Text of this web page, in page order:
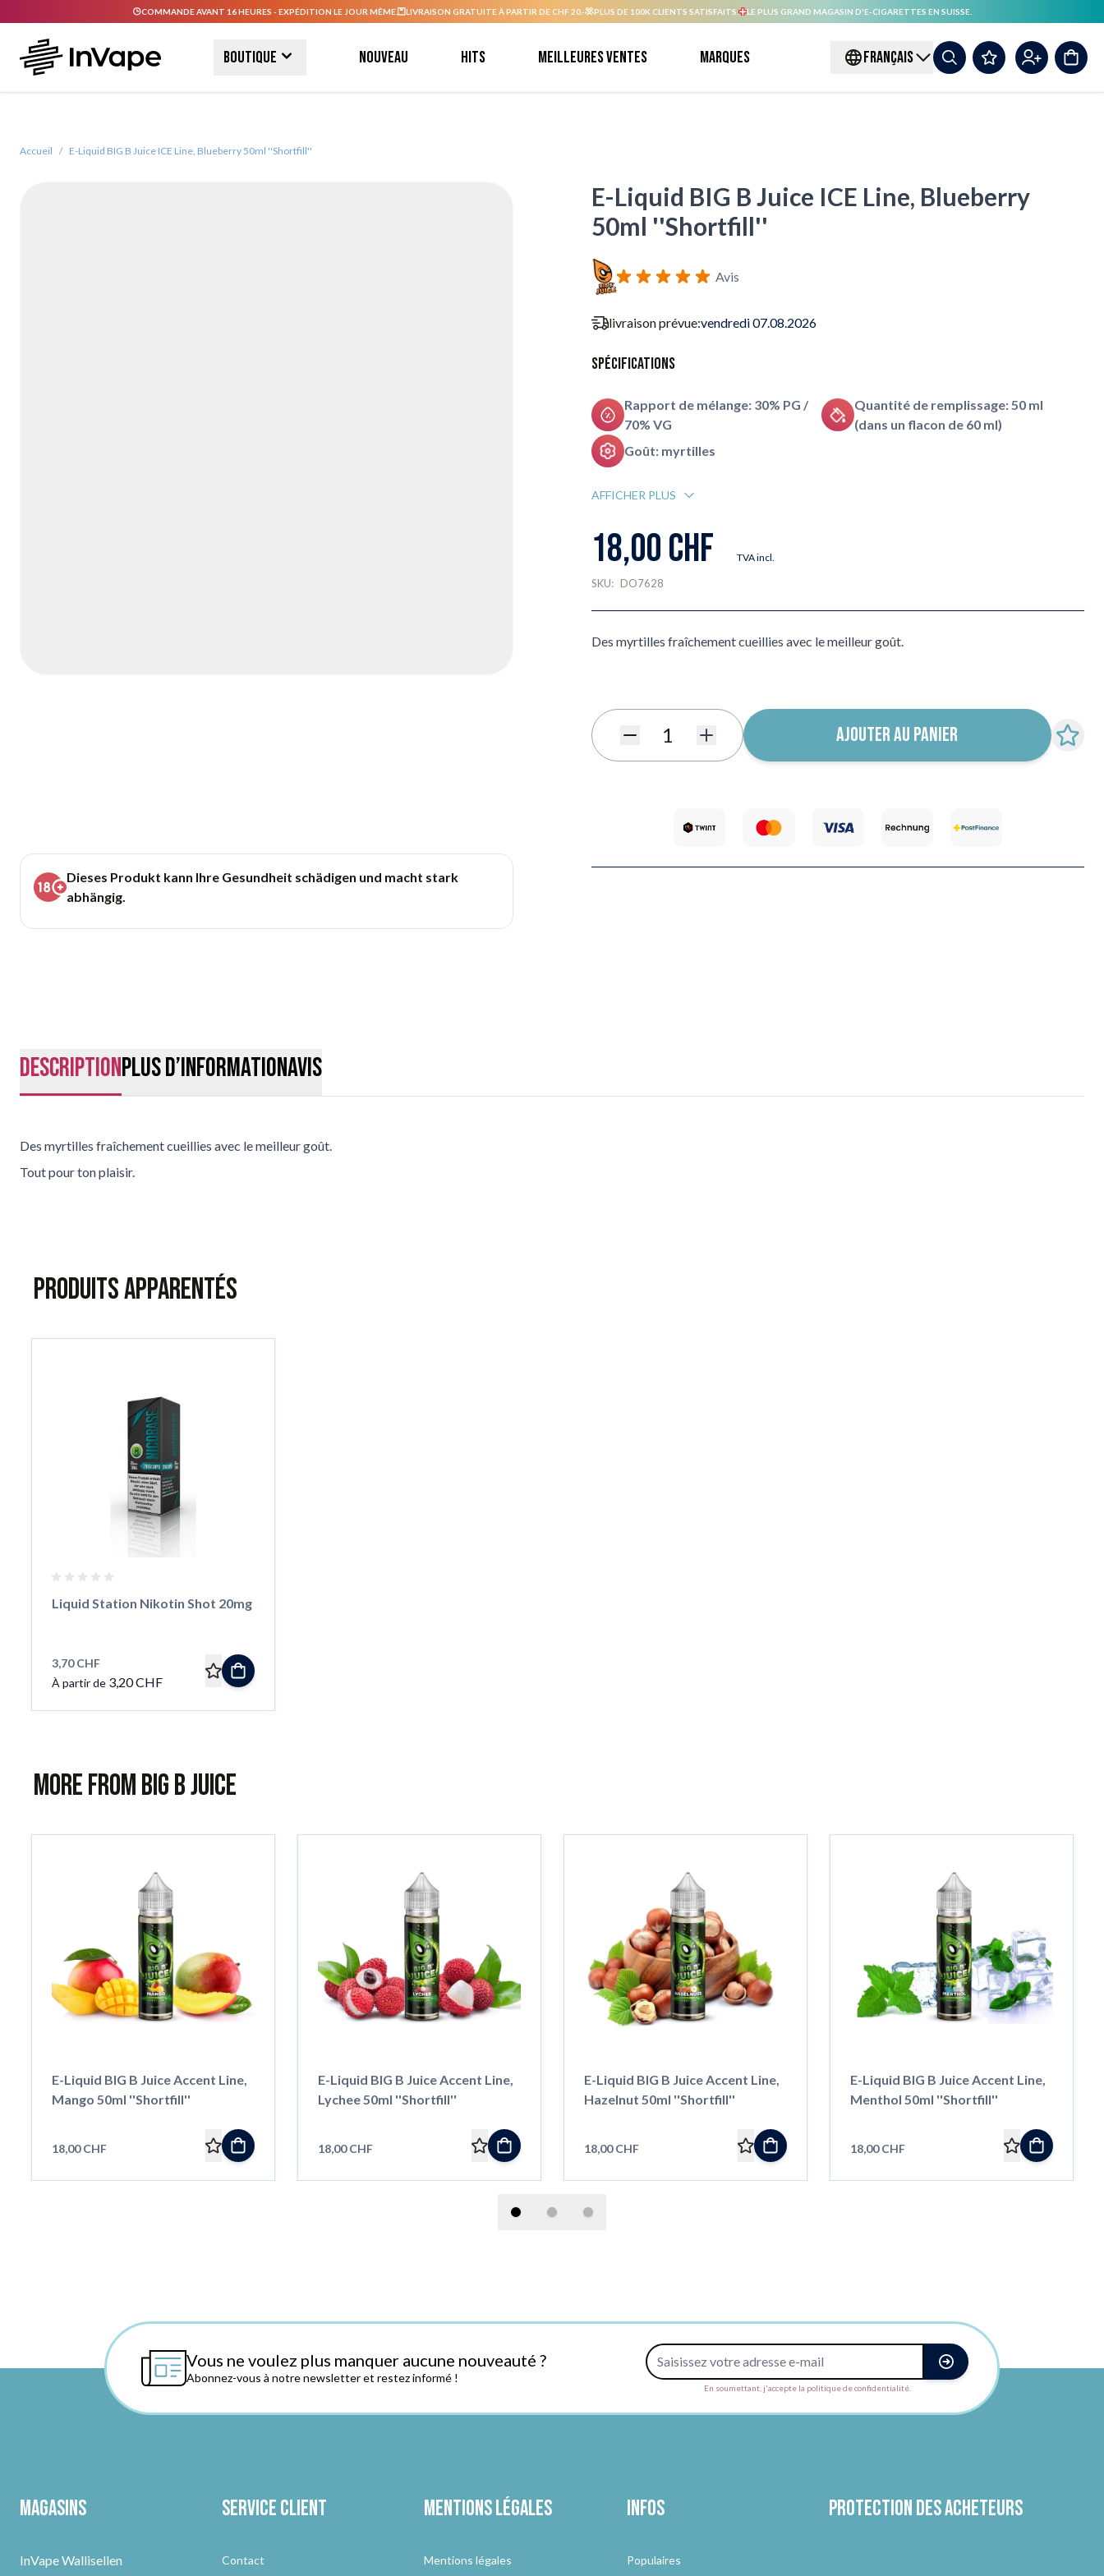
COMMANDE AVANT 16 HEURES - EXPÉDITION LE JOUR MÊME. LIVRAISON GRATUITE À PARTIR DE CHF 20.- PLUS DE 100K CLIENTS SATISFAITS. LE PLUS GRAND MAGASIN D'E-CIGARETTES EN SUISSE.
Boutique Nouveau Hits Meilleures ventes Marques FRANÇAIS
Accueil / E-Liquid BIG B Juice ICE Line, Blueberry 50ml ''Shortfill''
Dieses Produkt kann Ihre Gesundheit schädigen und macht stark
abhängig.
E-Liquid BIG B Juice ICE Line, Blueberry
50ml ''Shortfill''
Avis
livraison prévue:vendredi 07.08.2026
Spécifications
Rapport de mélange: 30% PG /
70% VG
Quantité de remplissage: 50 ml
(dans un flacon de 60 ml)
Goût: myrtilles
AFFICHER PLUS
18,00 CHF TVA incl.
SKU: DO7628
Des myrtilles fraîchement cueillies avec le meilleur goût.
Quantité AJOUTER AU PANIER
DescriptionPlus d’informationAvis
Des myrtilles fraîchement cueillies avec le meilleur goût.
Tout pour ton plaisir.
Produits apparentés
Tu peux naviguer dans les éléments du carrousel à l'aide de la touche Tab. Tu peux aussi ignorer le carrousel ou passer directement à la navigation du carrousel en utilisant les liens de saut.
Appuie pour passer le carrousel
Liquid Station Nikotin Shot 20mg
3,70 CHF
À partir de 3,20 CHF
More from Big B Juice
E-Liquid BIG B Juice Accent Line,
Mango 50ml ''Shortfill''
18,00 CHF
E-Liquid BIG B Juice Accent Line,
Lychee 50ml ''Shortfill''
18,00 CHF
E-Liquid BIG B Juice Accent Line,
Hazelnut 50ml ''Shortfill''
18,00 CHF
E-Liquid BIG B Juice Accent Line,
Menthol 50ml ''Shortfill''
18,00 CHF
Vous ne voulez plus manquer aucune nouveauté ?
Abonnez-vous à notre newsletter et restez informé !
Adresse e-mail
En soumettant, j'accepte la politique de confidentialité.
Magasins
InVape Wallisellen
Service client
Contact
Mentions légales
Mentions légales
Infos
Populaires
Protection des acheteurs